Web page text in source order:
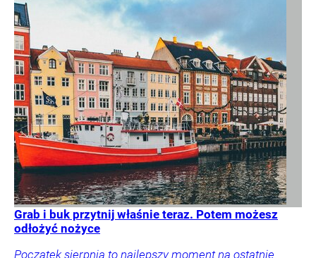
Grab i buk przytnij właśnie teraz. Potem możesz
odłożyć nożyce
Początek sierpnia to najlepszy moment na ostatnie